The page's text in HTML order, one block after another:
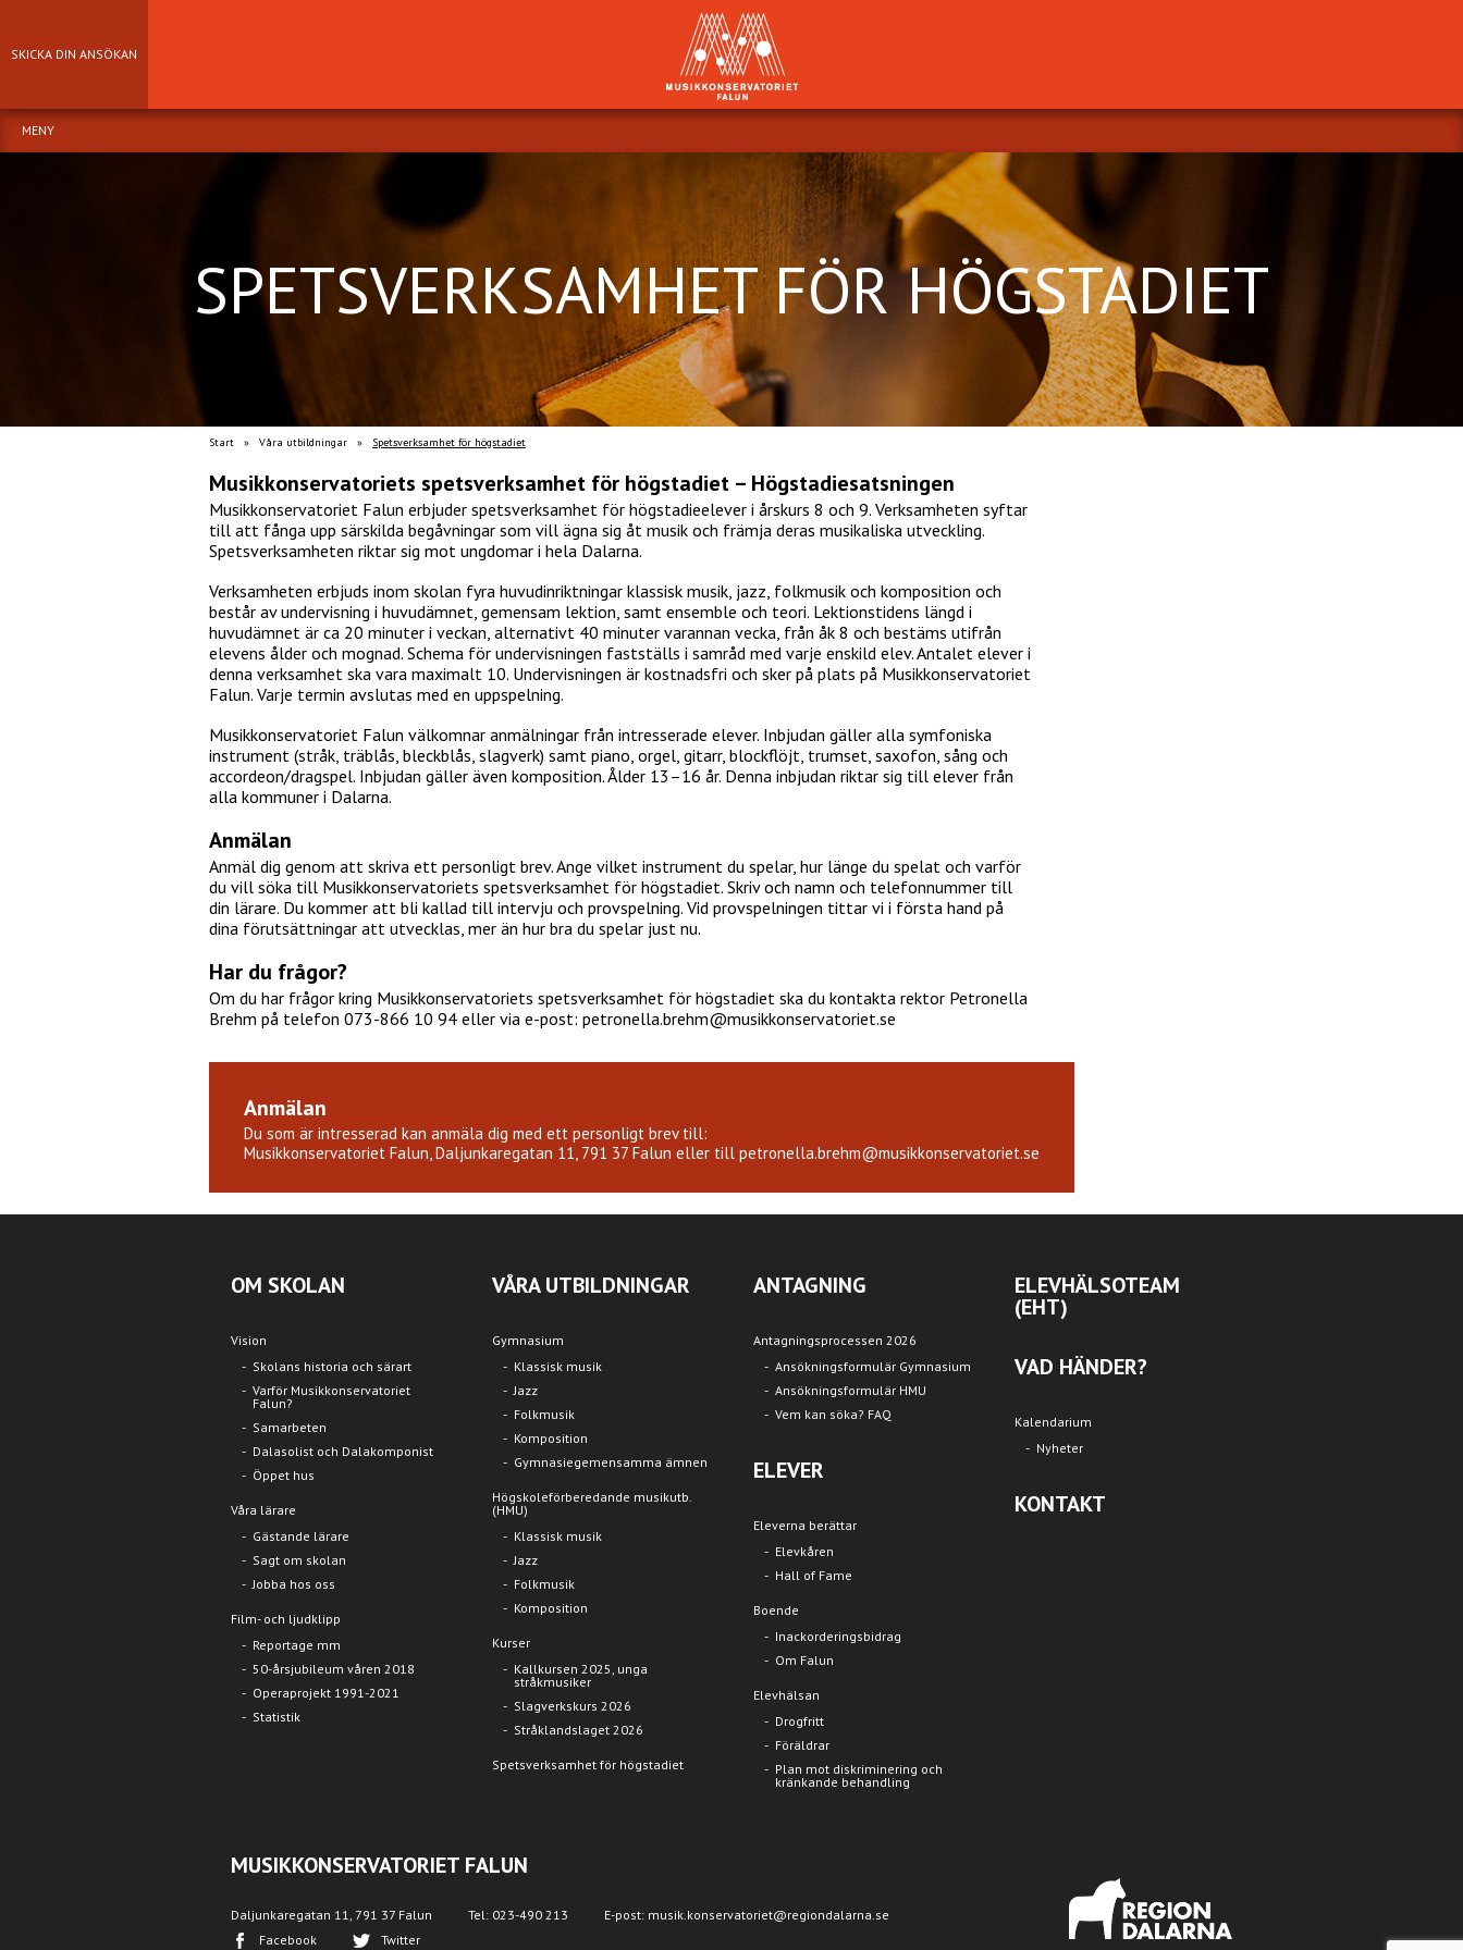
SKICKA DIN ANSÖKAN
MENY
SPETSVERKSAMHET FÖR HÖGSTADIET
Start » Våra utbildningar » Spetsverksamhet för högstadiet
Musikkonservatoriets spetsverksamhet för högstadiet – Högstadiesatsningen
Musikkonservatoriet Falun erbjuder spetsverksamhet för högstadieelever i årskurs 8 och 9. Verksamheten syftar
till att fånga upp särskilda begåvningar som vill ägna sig åt musik och främja deras musikaliska utveckling.
Spetsverksamheten riktar sig mot ungdomar i hela Dalarna.
Verksamheten erbjuds inom skolan fyra huvudinriktningar klassisk musik, jazz, folkmusik och komposition och
består av undervisning i huvudämnet, gemensam lektion, samt ensemble och teori. Lektionstidens längd i
huvudämnet är ca 20 minuter i veckan, alternativt 40 minuter varannan vecka, från åk 8 och bestäms utifrån
elevens ålder och mognad. Schema för undervisningen fastställs i samråd med varje enskild elev. Antalet elever i
denna verksamhet ska vara maximalt 10. Undervisningen är kostnadsfri och sker på plats på Musikkonservatoriet
Falun. Varje termin avslutas med en uppspelning.
Musikkonservatoriet Falun välkomnar anmälningar från intresserade elever. Inbjudan gäller alla symfoniska
instrument (stråk, träblås, bleckblås, slagverk) samt piano, orgel, gitarr, blockflöjt, trumset, saxofon, sång och
accordeon/dragspel. Inbjudan gäller även komposition. Ålder 13–16 år. Denna inbjudan riktar sig till elever från
alla kommuner i Dalarna.
Anmälan
Anmäl dig genom att skriva ett personligt brev. Ange vilket instrument du spelar, hur länge du spelat och varför
du vill söka till Musikkonservatoriets spetsverksamhet för högstadiet. Skriv och namn och telefonnummer till
din lärare. Du kommer att bli kallad till intervju och provspelning. Vid provspelningen tittar vi i första hand på
dina förutsättningar att utvecklas, mer än hur bra du spelar just nu.
Har du frågor?
Om du har frågor kring Musikkonservatoriets spetsverksamhet för högstadiet ska du kontakta rektor Petronella
Brehm på telefon 073-866 10 94 eller via e-post: petronella.brehm@musikkonservatoriet.se
Anmälan
Du som är intresserad kan anmäla dig med ett personligt brev till:
Musikkonservatoriet Falun, Daljunkaregatan 11, 791 37 Falun eller till petronella.brehm@musikkonservatoriet.se
OM SKOLAN
Vision
Skolans historia och särart
Varför Musikkonservatoriet
Falun?
Samarbeten
Dalasolist och Dalakomponist
Öppet hus
Våra lärare
Gästande lärare
Sagt om skolan
Jobba hos oss
Film- och ljudklipp
Reportage mm
50-årsjubileum våren 2018
Operaprojekt 1991-2021
Statistik
VÅRA UTBILDNINGAR
Gymnasium
Klassisk musik
Jazz
Folkmusik
Komposition
Gymnasiegemensamma ämnen
Högskoleförberedande musikutb.
(HMU)
Klassisk musik
Jazz
Folkmusik
Komposition
Kurser
Kallkursen 2025, unga
stråkmusiker
Slagverkskurs 2026
Stråklandslaget 2026
Spetsverksamhet för högstadiet
ANTAGNING
Antagningsprocessen 2026
Ansökningsformulär Gymnasium
Ansökningsformulär HMU
Vem kan söka? FAQ
ELEVER
Eleverna berättar
Elevkåren
Hall of Fame
Boende
Inackorderingsbidrag
Om Falun
Elevhälsan
Drogfritt
Föräldrar
Plan mot diskriminering och
kränkande behandling
ELEVHÄLSOTEAM
(EHT)
VAD HÄNDER?
Kalendarium
Nyheter
KONTAKT
MUSIKKONSERVATORIET FALUN
Daljunkaregatan 11, 791 37 Falun Tel: 023-490 213
E-post: musik.konservatoriet@regiondalarna.se
Facebook
Twitter